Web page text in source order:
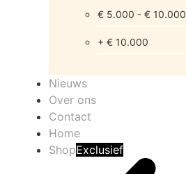
€ 5.000 - € 10.000
+ € 10.000
Nieuws
Over ons
Contact
Home
ShopExclusief